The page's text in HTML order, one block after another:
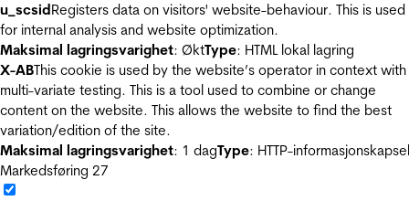
u_scsidRegisters data on visitors' website-behaviour. This is used
for internal analysis and website optimization.
Maksimal lagringsvarighet: ØktType: HTML lokal lagring
X-ABThis cookie is used by the website’s operator in context with
multi-variate testing. This is a tool used to combine or change
content on the website. This allows the website to find the best
variation/edition of the site.
Maksimal lagringsvarighet: 1 dagType: HTTP-informasjonskapsel
Markedsføring 27